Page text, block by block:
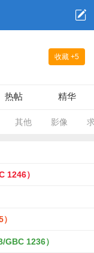
收藏 +5
热帖 精华
其他 影像
1246）
1236）